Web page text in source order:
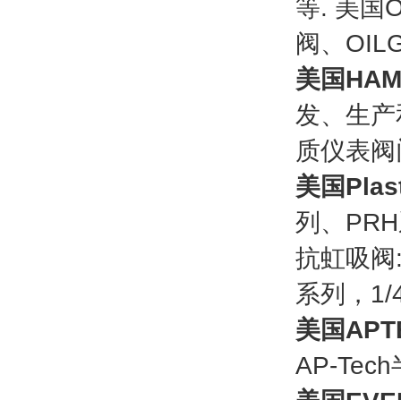
等. 美国
阀、
美国
发、生
质仪表
美国
列、
抗虹吸
系列，1/
美国
AP-Tech